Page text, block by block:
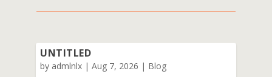
UNTITLED
by admlnlx |Aug 7, 2026 | Blog